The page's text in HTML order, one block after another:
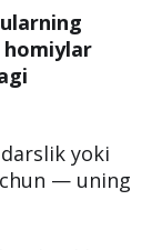
homiylar
yoki
— uning